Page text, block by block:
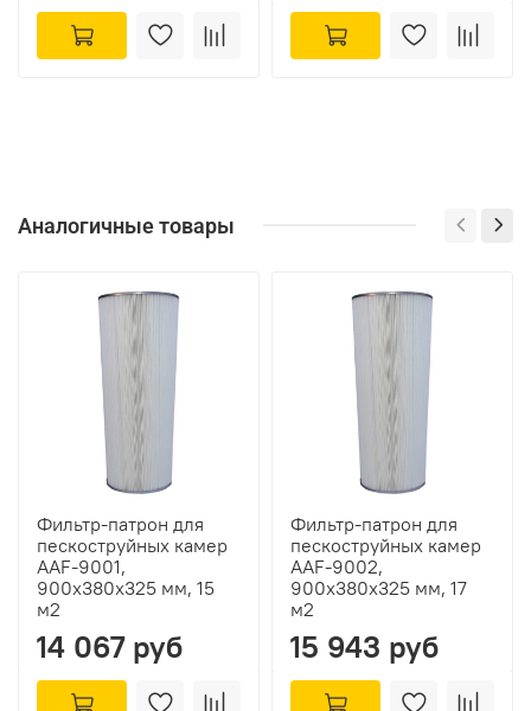
Аналогичные товары
Фильтр-патрон для
пескоструйных камер
AAF-9001,
900х380х325 мм, 15
м2
14 067 руб
Фильтр-патрон для
пескоструйных камер
AAF-9002,
900х380х325 мм, 17
м2
15 943 руб